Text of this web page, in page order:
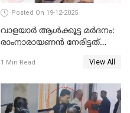
Posted On 19-12-2025
വാളയാർ ആൾക്കൂട്ട മർദനം:
രാംനാരായണൻ നേരിട്ടത്
നാൽപ്പതിലേറെ
റിപ്പോർട്ട്
1 Min Read View All